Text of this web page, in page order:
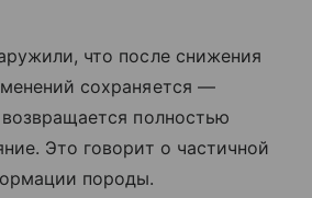
что после снижения
сохраняется —
возвращается полностью
Это говорит о частичной
породы.